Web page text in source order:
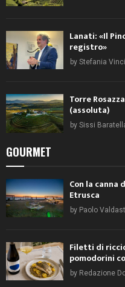
Lanati: «Il
registro»
by Stefania
Torre
(assoluta)
by Sissi
GOURMET
Con la
Etrusca
by Paolo
Filetti di
pomodorini
by Redazione